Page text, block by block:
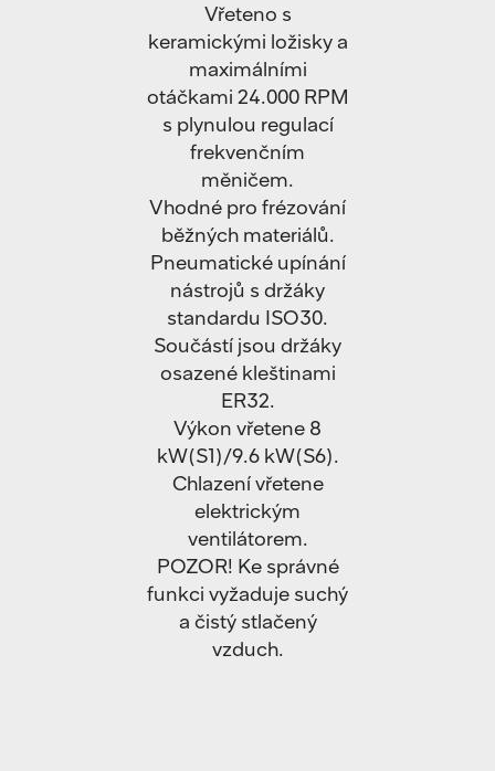
Vřeteno s
keramickými ložisky a
maximálními
otáčkami 24.000 RPM
s plynulou regulací
frekvenčním
měničem.
Vhodné pro frézování
běžných materiálů.
Pneumatické upínání
nástrojů s držáky
standardu ISO30.
Součástí jsou držáky
osazené kleštinami
ER32.
Výkon vřetene 8
kW(S1)/9.6 kW(S6).
Chlazení vřetene
elektrickým
ventilátorem.
POZOR! Ke správné
funkci vyžaduje suchý
a čistý stlačený
vzduch.